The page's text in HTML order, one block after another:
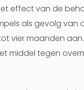
effect van de
als gevolg van
vier maanden
middel tegen